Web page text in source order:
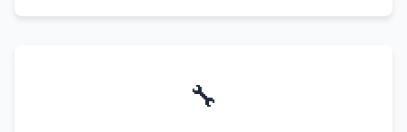
🔧